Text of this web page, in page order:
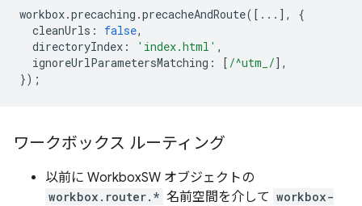
workbox.precaching .precacheAndRoute([...],
{
cleanUrls : false,
directoryIndex : 'index.html' ,
ignoreUrlParametersMatching : [ /^utm_/],
});
ワークボックス ルーティング
以前に WorkboxSW オブジェクトの
workbox.router.* 名前空間を介して workbox-